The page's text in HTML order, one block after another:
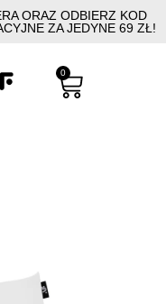
ORAZ ODBIERZ KOD
ZA JEDYNE 69 ZŁ!
0